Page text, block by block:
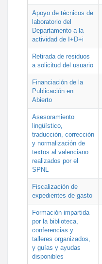
Apoyo de técnicos de
laboratorio del
Departamento a la
actividad de I+D+i
Retirada de residuos
a solicitud del usuario
Financiación de la
Publicación en
Abierto
Asesoramiento
lingüístico,
traducción, corrección
y normalización de
textos al valenciano
realizados por el
SPNL
Fiscalización de
expedientes de gasto
Formación impartida
por la biblioteca,
conferencias y
talleres organizados,
y guías y ayudas
disponibles